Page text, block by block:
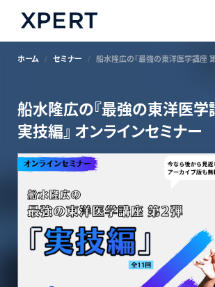
ホーム セミナー
船水隆広の『最強の東洋医
実技編』 オンラインセミナー